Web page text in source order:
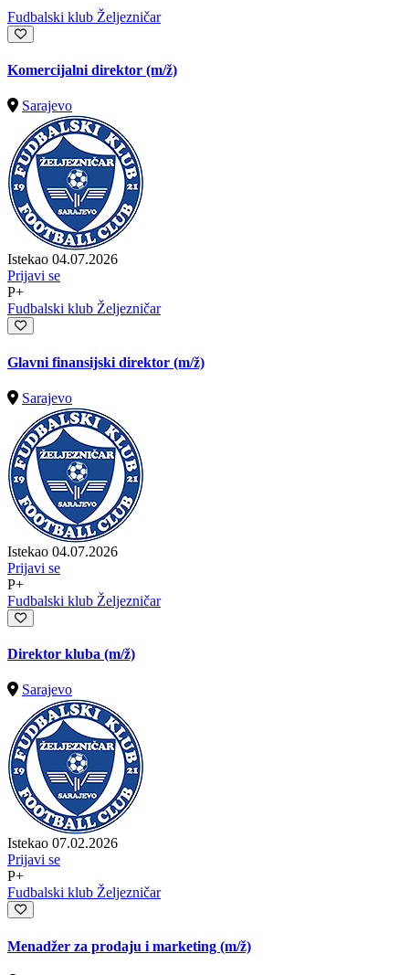
Fudbalski klub Željezničar
Komercijalni direktor (m/ž)
Sarajevo
Istekao 04.07.2026
Prijavi se
P+
Fudbalski klub Željezničar
Glavni finansijski direktor (m/ž)
Sarajevo
Istekao 04.07.2026
Prijavi se
P+
Fudbalski klub Željezničar
Direktor kluba (m/ž)
Sarajevo
Istekao 07.02.2026
Prijavi se
P+
Fudbalski klub Željezničar
Menadžer za prodaju i marketing (m/ž)